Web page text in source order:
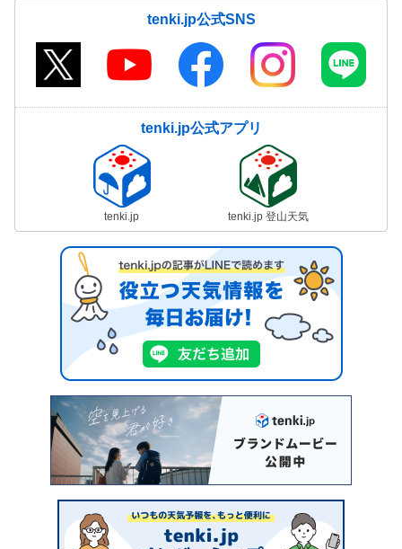
tenki.jp公式SNS
tenki.jp公式アプリ
tenki.jp tenki.jp 登山天気